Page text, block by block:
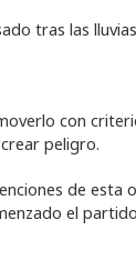
tras las
con
peligro.
de esta
el